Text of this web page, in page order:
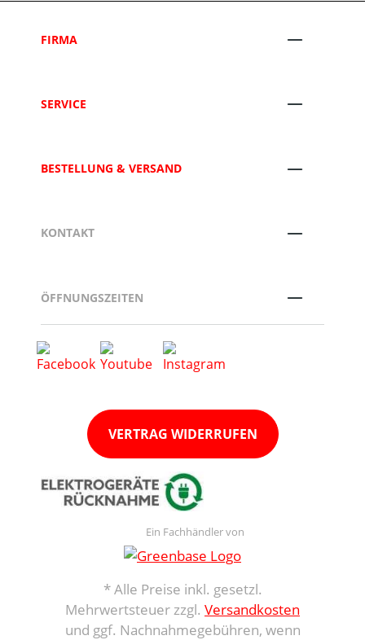
FIRMA
SERVICE
BESTELLUNG & VERSAND
KONTAKT
ÖFFNUNGSZEITEN
VERTRAG WIDERRUFEN
Ein Fachhändler von
* Alle Preise inkl. gesetzl.
Mehrwertsteuer zzgl. Versandkosten
und ggf. Nachnahmegebühren, wenn